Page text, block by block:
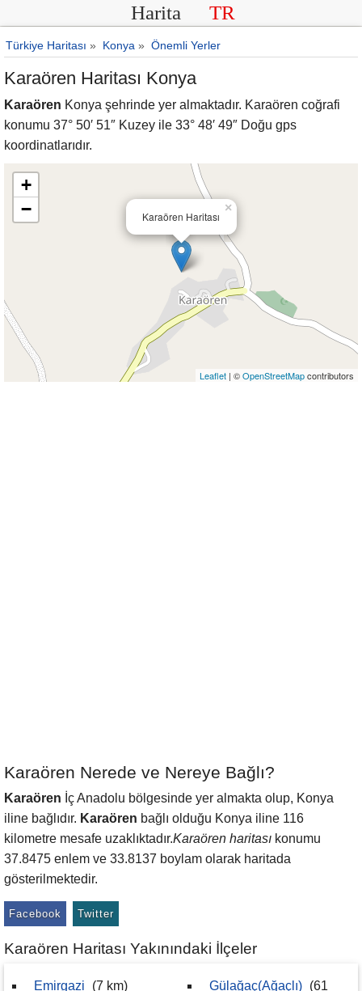
Harita TR
Türkiye Haritası » Konya » Önemli Yerler
Karaören Haritası Konya
Karaören Konya şehrinde yer almaktadır. Karaören coğrafi
konumu 37° 50′ 51″ Kuzey ile 33° 48′ 49″ Doğu gps
koordinatlarıdır.
Karaören Haritası
×
+
−
Leaflet | ©OpenStreetMapcontributors
Karaören Nerede ve Nereye Bağlı?
Karaören İç Anadolu bölgesinde yer almakta olup, Konya
iline bağlıdır. Karaören bağlı olduğu Konya iline 116
kilometre mesafe uzaklıktadır.Karaören haritası konumu
37.8475 enlem ve 33.8137 boylam olarak haritada
gösterilmektedir.
Facebook Twitter
Karaören Haritası Yakınındaki İlçeler
Emirgazi (7 km) Gülağaç(Ağaçlı) (61